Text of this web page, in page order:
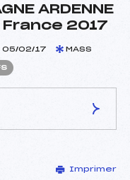
ARDENNE
2017
05/02/17 MASS
BERNARD (IF)
Imprimer